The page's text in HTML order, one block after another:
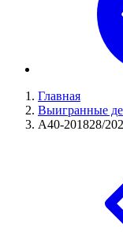
Главная
Выигранные
А40-201828/